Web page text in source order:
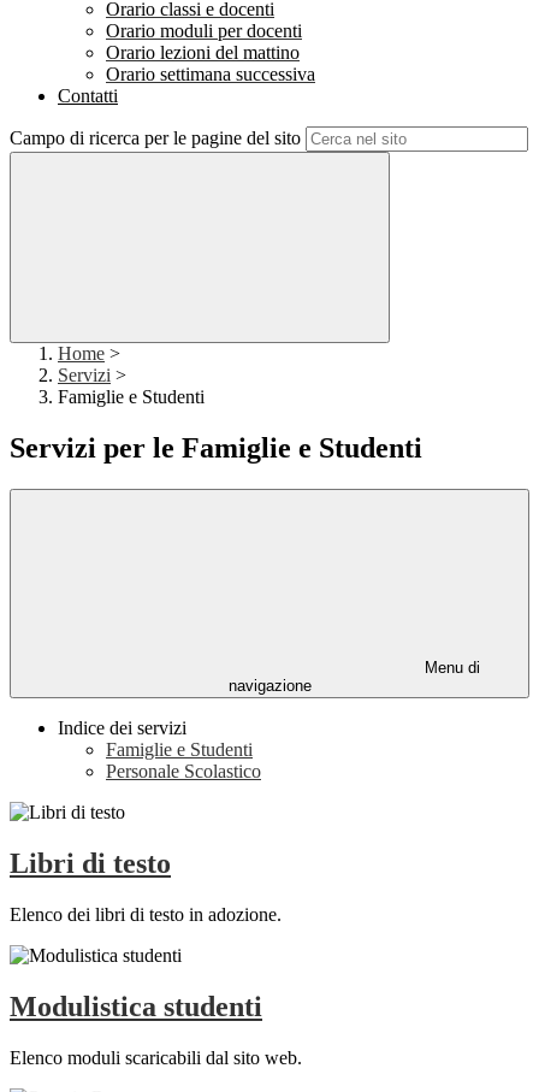
Orario classi e docenti
Orario moduli per docenti
Orario lezioni del mattino
Orario settimana successiva
Contatti
Campo di ricerca per le pagine del sito
Home >
Servizi >
Famiglie e Studenti
Servizi per le Famiglie e Studenti
Menu di
navigazione
Indice dei servizi
Famiglie e Studenti
Personale Scolastico
Libri di testo
Elenco dei libri di testo in adozione.
Modulistica studenti
Elenco moduli scaricabili dal sito web.